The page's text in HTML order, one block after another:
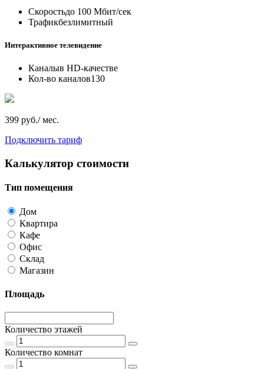
Скоростьдо 100 Мбит/сек
Трафикбезлимитный
Интерактивное телевидение
Каналыв HD-качестве
Кол-во каналов130
399 руб./ мес.
Подключить тариф
Калькулятор стоимости
Тип помещения
Дом
Квартира
Кафе
Офис
Склад
Магазин
Площадь
Количество этажей
Количество комнат